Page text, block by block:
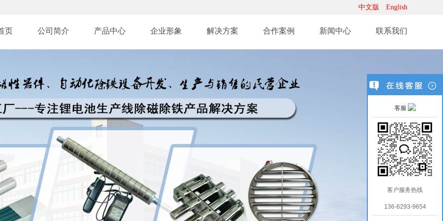
客服
客户服务热线
136-6293-9654
中文版 English
页 公司简介 产品中心 企业形象 解决方案 合作案例 新闻中心 联系我们